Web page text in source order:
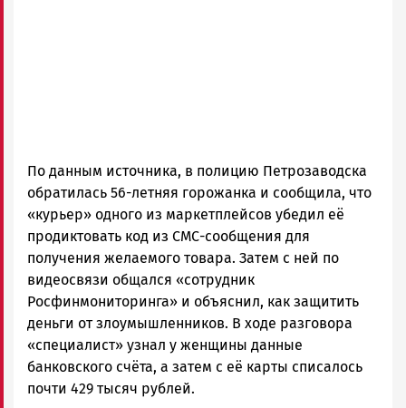
По данным источника, в полицию Петрозаводска
обратилась 56-летняя горожанка и сообщила, что
«курьер» одного из маркетплейсов убедил её
продиктовать код из СМС-сообщения для
получения желаемого товара. Затем с ней по
видеосвязи общался «сотрудник
Росфинмониторинга» и объяснил, как защитить
деньги от злоумышленников. В ходе разговора
«специалист» узнал у женщины данные
банковского счёта, а затем с её карты списалось
почти 429 тысяч рублей.